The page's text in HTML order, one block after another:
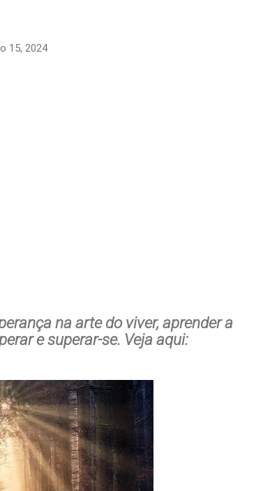
15, 2024
na arte do viver, aprender a
e superar-se. Veja aqui: